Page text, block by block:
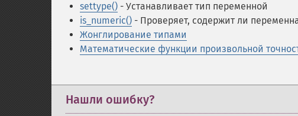
settype() - Устанавливает тип переменной
is_numeric() - Проверяет, содержит ли
Жонглирование типами
Математические функции произвольной
Нашли ошибку?